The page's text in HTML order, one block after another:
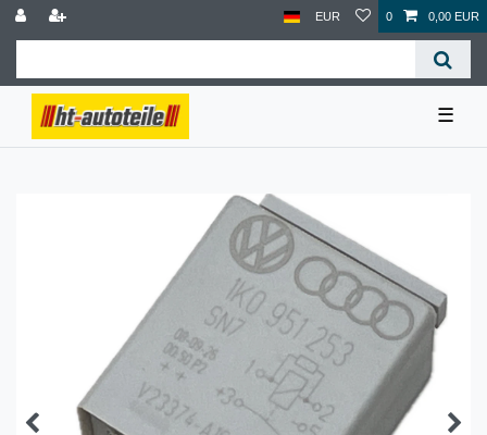
EUR 0 0,00 EUR
☰